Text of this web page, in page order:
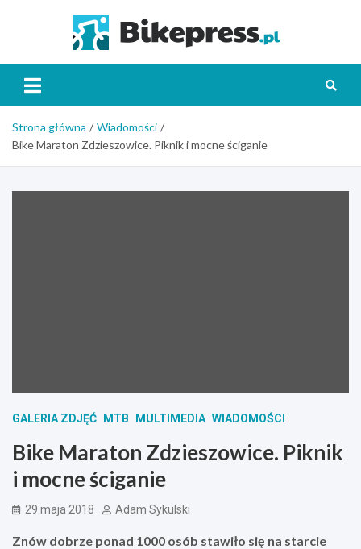
Strona główna
Wiadomości
Bike Maraton Zdzieszowice. Piknik i mocne ściganie
GALERIA ZDJĘĆ MTB MULTIMEDIA WIADOMOŚCI
Bike Maraton Zdzieszowice. Piknik
i mocne ściganie
29 maja 2018 Adam Sykulski
Znów dobrze ponad 1000 osób stawiło się na starcie